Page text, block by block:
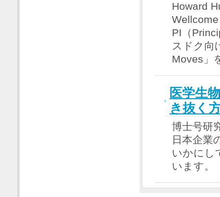
Howard
PI（
スドク向
Moves」
医学生
き抜く
博士号研
日本企業
いかにし
います。